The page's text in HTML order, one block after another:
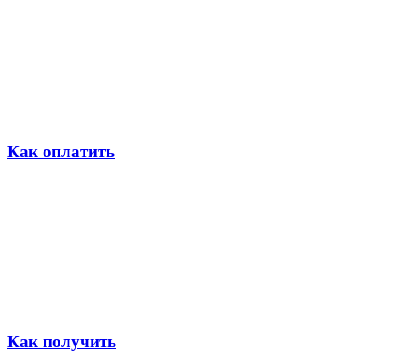
Как оплатить
Как получить